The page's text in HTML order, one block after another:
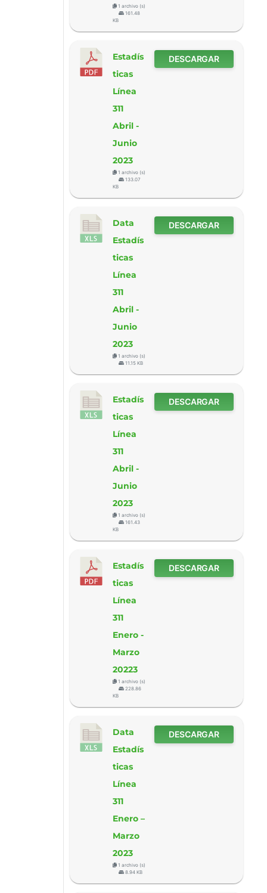
1 archivo (s)
161.48
KB
Estadís
ticas
Línea
311
Abril -
Junio
2023
1 archivo (s)
133.07
KB
DESCARGAR
Data
Estadís
ticas
Línea
311
Abril -
Junio
2023
1 archivo (s)
11.15 KB
DESCARGAR
Estadís
ticas
Línea
311
Abril -
Junio
2023
1 archivo (s)
161.43
KB
DESCARGAR
Estadís
ticas
Línea
311
Enero -
Marzo
20223
1 archivo (s)
228.86
KB
DESCARGAR
Data
Estadís
ticas
Línea
311
Enero –
Marzo
2023
1 archivo (s)
8.94 KB
DESCARGAR